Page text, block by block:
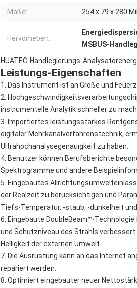
Maße: 254 x 79 x 280
Hervorheben:
MSBUS-
HUATEC-Handlegierungs-
Leistungs-Eigenschaften
1. Das Instrument ist an Größe und
2.
instrumentelle Analytik schneller zu
3. Importiertes leistungsstarkes
digitaler Mehrkanalverfahrenstechnik,
Ultrahochanalysegenauigkeit zu haben.
4. Benutzer können Berufsberichte
Spektrogramme und andere
5. Eingebautes
der Realzeit zu berücksichtigen und
Tiefs-Temperatur, -staub, -dunkelheit
6. Eingebaute DoubleBeam™-
und Schutzniveau des Strahls
Helligkeit der externen Umwelt.
7. Die Ausrüstung kann an das Internet
repariert werden.
8. Optimiert eingebauter neuer